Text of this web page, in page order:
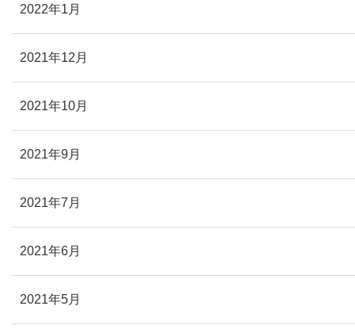
2022年1月
2021年12月
2021年10月
2021年9月
2021年7月
2021年6月
2021年5月